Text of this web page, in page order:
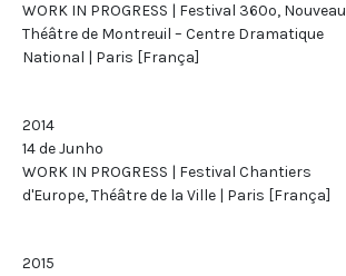
WORK IN PROGRESS | Festival 360º, Nouveau
Théâtre de Montreuil – Centre Dramatique
National | Paris [França]
2014
14 de Junho
WORK IN PROGRESS | Festival Chantiers
d'Europe, Théâtre de la Ville | Paris [França]
2015